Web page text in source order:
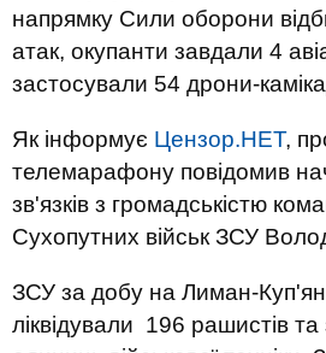
напрямку Сили оборони
атак, окупанти завдали 4
застосували 54 дрони-
Як інформує Цензор.НЕТ,
телемарафону повідомив
зв'язків з громадськістю
Сухопутних військ ЗСУ
ЗСУ за добу на Лиман-
ліквідували 196 рашистів